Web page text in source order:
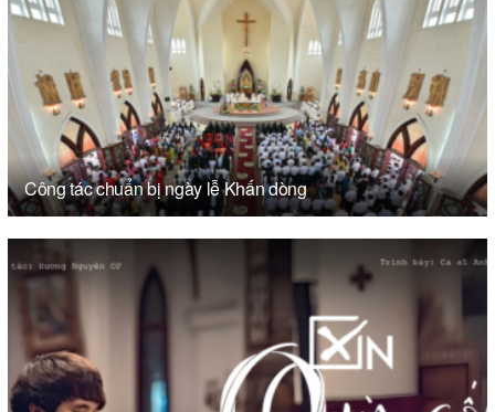
Công tác chuẩn bị ngày lễ Khấn dòng